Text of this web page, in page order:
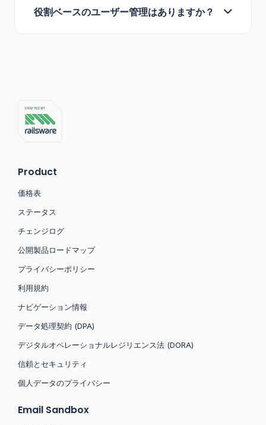
オンボーディング支援
能です。
役割ベースのユーザー管理はありますか？
Product
価格表
ステータス
チェンジログ
公開製品ロードマップ
プライバシーポリシー
利用規約
ナビゲーション情報
データ処理契約 (DPA)
デジタルオペレーショナルレジリエンス法 (DORA)
信頼とセキュリティ
個人データのプライバシー
Email Sandbox